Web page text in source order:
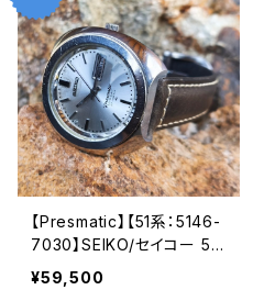
【Presmatic】【51系：5146-
7030】SEIKO/セイコー 5 2
7石 Hi-Beat/ハイビート C
al.5146 キャリバー 機械式
¥59,500